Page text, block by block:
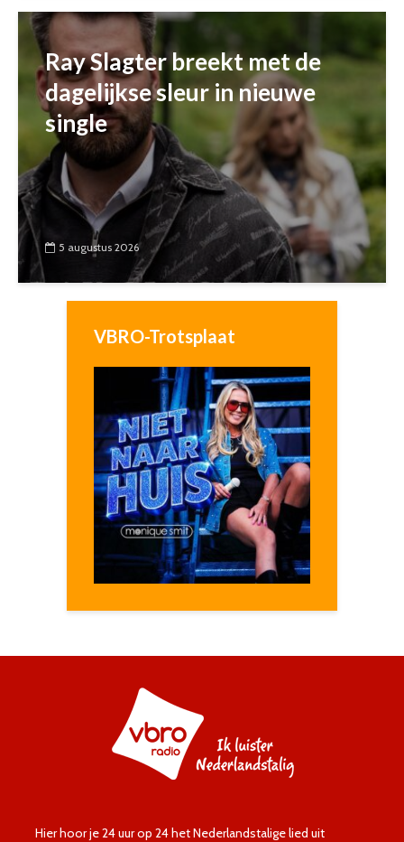
Ray Slagter breekt met de
dagelijkse sleur in nieuwe
single
5 augustus 2026
VBRO-Trotsplaat
Hier hoor je 24 uur op 24 het Nederlandstalige lied uit